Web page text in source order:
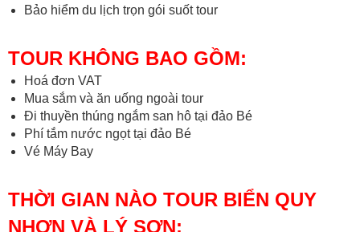
Bảo hiểm du lịch trọn gói suốt tour
TOUR KHÔNG BAO GỒM:
Hoá đơn VAT
Mua sắm và ăn uống ngoài tour
Đi thuyền thúng ngắm san hô tại đảo Bé
Phí tắm nước ngọt tại đảo Bé
Vé Máy Bay
THỜI GIAN NÀO TOUR BIỂN QUY
NHƠN VÀ LÝ SƠN: